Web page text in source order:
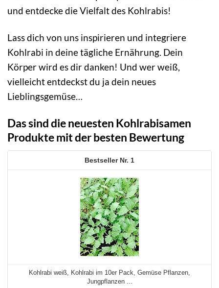
und entdecke die Vielfalt des Kohlrabis!
Lass dich von uns inspirieren und integriere
Kohlrabi in deine tägliche Ernährung. Dein
Körper wird es dir danken! Und wer weiß,
vielleicht entdeckst du ja dein neues
Lieblingsgemüse…
Das sind die neuesten Kohlrabisamen
Produkte mit der besten Bewertung
1
Kohlrabi weiß, Kohlrabi im 10er Pack, Gemüse Pflanzen,
Jungpflanzen ...